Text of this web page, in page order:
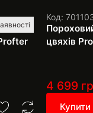
Код:
цвяхів
4 699
Купити